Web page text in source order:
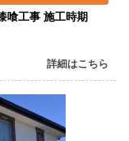
工事 施工時期
詳細はこちら